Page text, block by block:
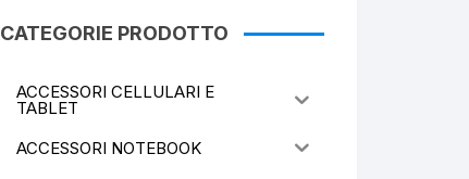
CATEGORIE PRODOTTO
ACCESSORI CELLULARI E
TABLET
ACCESSORI NOTEBOOK